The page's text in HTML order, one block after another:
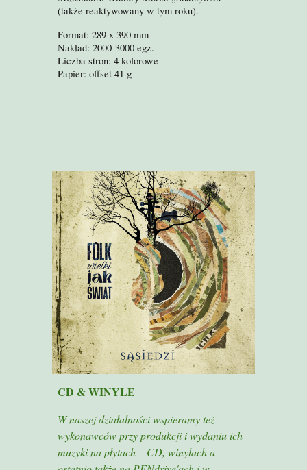
(także reaktywowany w tym roku).
Format: 289 x 390 mm
Nakład: 2000-3000 egz.
Liczba stron: 4 kolorowe
Papier: offset 41 g
CD &WINYLE
W naszej działalności wspieramy też
wykonawców przy produkcji i wydaniu ich
muzyki na płytach – CD, winylach a